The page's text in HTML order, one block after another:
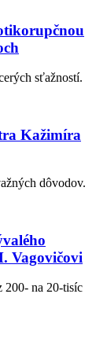
sťažností.
Kažimíra
dôvodov.
Vagovičovi
200- na 20-tisíc